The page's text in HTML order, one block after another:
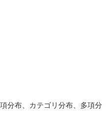
分布、カテゴリ分布、多項分